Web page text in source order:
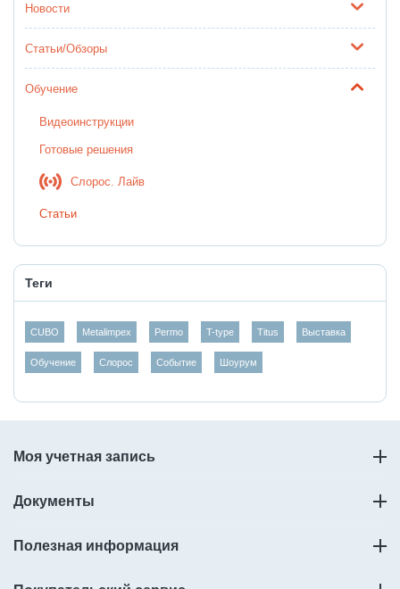
Новости
Статьи/Обзоры
Обучение
Видеоинструкции
Готовые решения
Слорос. Лайв
Статьи
Теги
CUBO Metalimpex Permo T-type Titus Выставка
Обучение Слорос Событие Шоурум
Моя учетная запись
Документы
Полезная информация